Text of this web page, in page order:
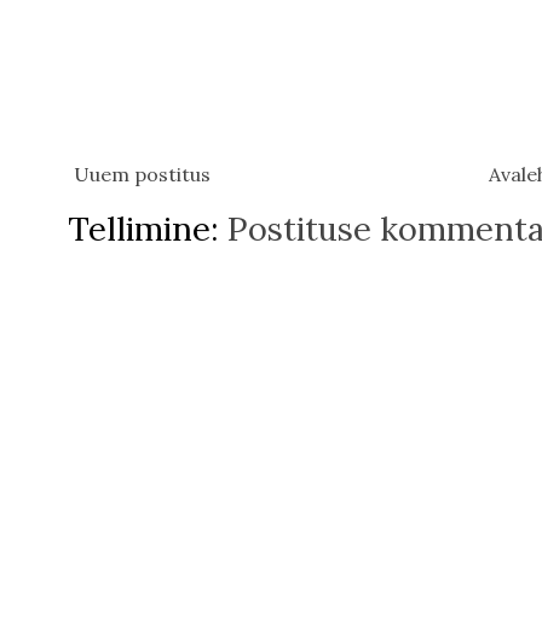
Uuem postitus
Tellimine: Postituse